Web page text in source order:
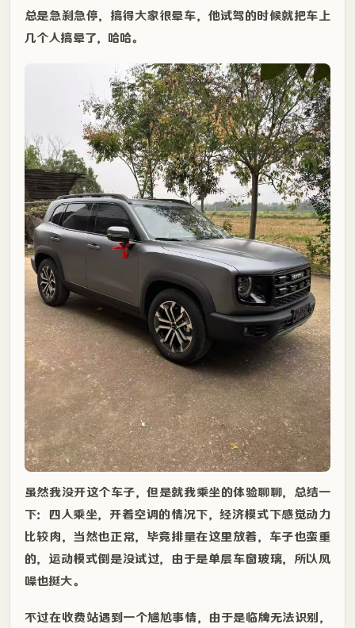
总是急刹急停，搞得大家很晕车，他试驾的时候就把车上
几个人搞晕了，哈哈。
虽然我没开这个车子，但是就我乘坐的体验聊聊，总结一
下：四人乘坐，开着空调的情况下，经济模式下感觉动力
比较肉，当然也正常，毕竟排量在这里放着，车子也蛮重
的，运动模式倒是没试过，由于是单层车窗玻璃，所以风
噪也挺大。
不过在收费站遇到一个尴尬事情，由于是临牌无法识别，